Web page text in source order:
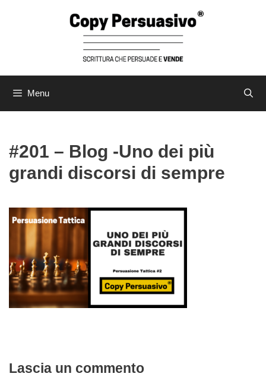
Menu
#201 – Blog -Uno dei più
grandi discorsi di sempre
Lascia un commento